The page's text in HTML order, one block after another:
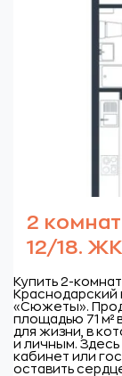
2
12/18.
Купить 2-
Краснодарский
«Сюжеты».
площадью 71 м²
для жизни, в
и личным.
кабинет или
оставить